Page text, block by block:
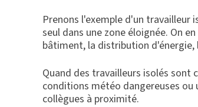
Prenons l'exemple d'un travailleur
seul dans une zone éloignée. On
bâtiment, la distribution
Quand des travailleurs isolés sont
conditions météo dangereuses ou
collègues à proximité.